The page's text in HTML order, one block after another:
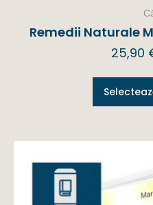
Remedii Naturale
25,90